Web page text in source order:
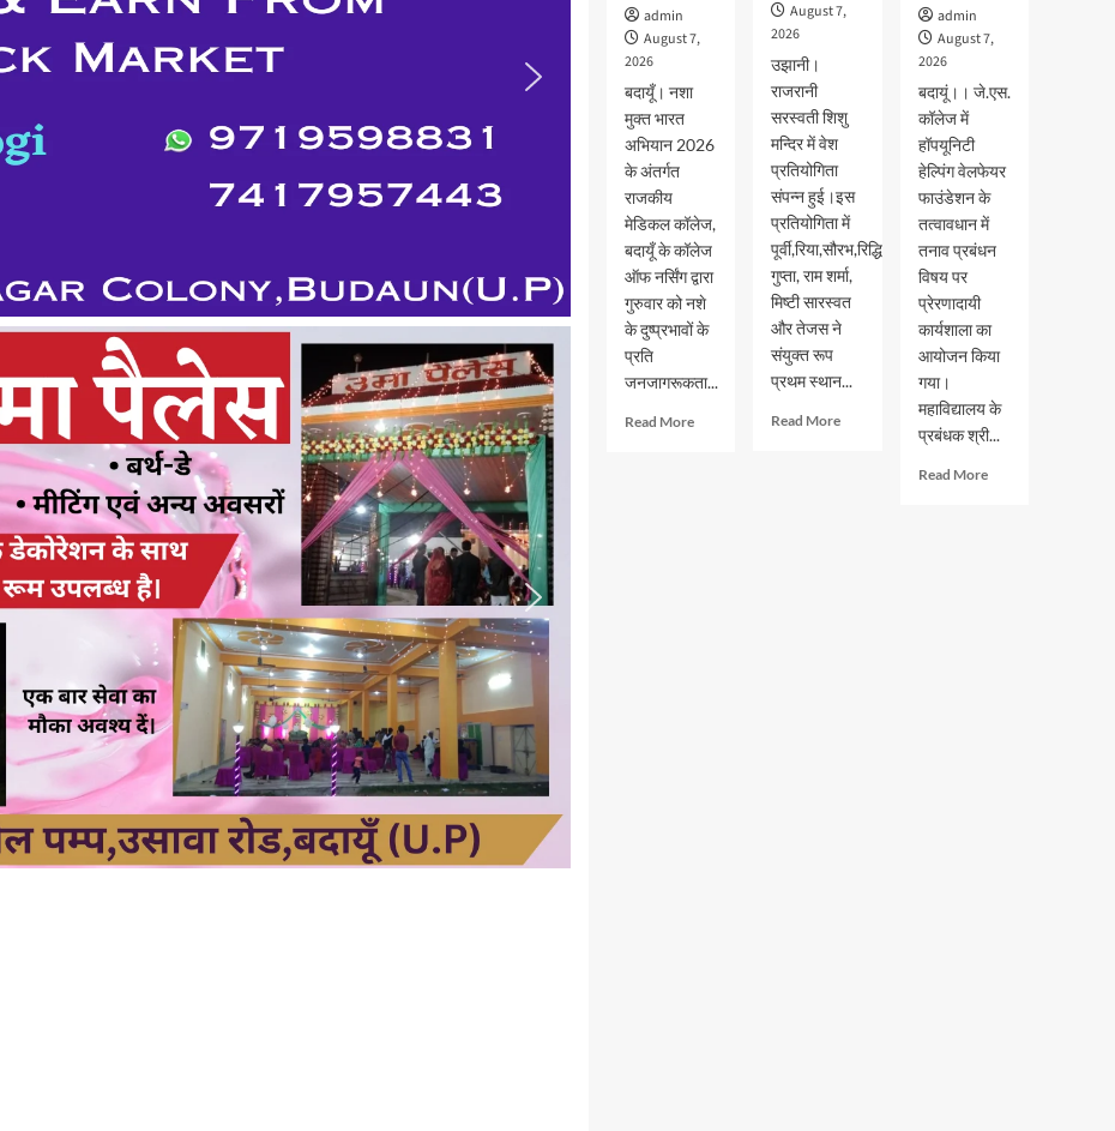
admin
August 7,
2026
बदायूँ। नशा
मुक्त भारत
अभियान 2026
के अंतर्गत
राजकीय
मेडिकल कॉलेज,
बदायूँ के कॉलेज
ऑफ नर्सिंग द्वारा
गुरुवार को नशे
के दुष्प्रभावों के
प्रति
जनजागरूकता...
Read MoreRead
August 7,
2026
उझानी।
राजरानी
सरस्वती शिशु
मन्दिर में वेश
प्रतियोगिता
संपन्न हुई।इस
प्रतियोगिता में
पूर्वी,रिया,सौरभ,रिद्धि
गुप्ता, राम शर्मा,
मिष्टी सारस्वत
और तेजस ने
संयुक्त रूप
प्रथम स्थान...
Read MoreRead
admin
August 7,
2026
बदायूं।। जे.एस.
कॉलेज में
हॉपयूनिटी
हेल्पिंग वेलफेयर
फाउंडेशन के
तत्वावधान में
तनाव प्रबंधन
विषय पर
प्रेरणादायी
कार्यशाला का
आयोजन किया
गया।
महाविद्यालय के
प्रबंधक श्री...
Read MoreRead